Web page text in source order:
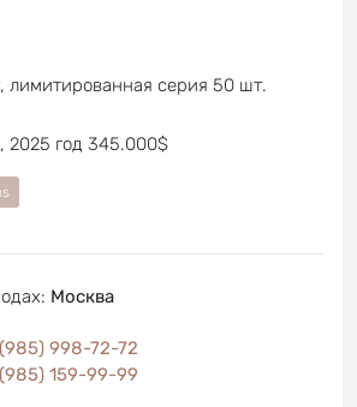
лимитированная серия 50 шт.
2025 год 345.000$
: Москва
998-72-72
159-99-99